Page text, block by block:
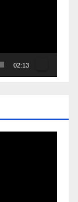
02:13